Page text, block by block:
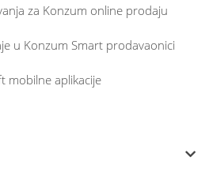
za Konzum online prodaju
u Konzum Smart prodavaonici
mobilne aplikacije